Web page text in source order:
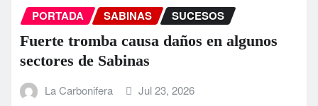
PORTADA SABINAS SUCESOS
Fuerte tromba causa daños en algunos
sectores de Sabinas
La Carbonifera Jul 23, 2026